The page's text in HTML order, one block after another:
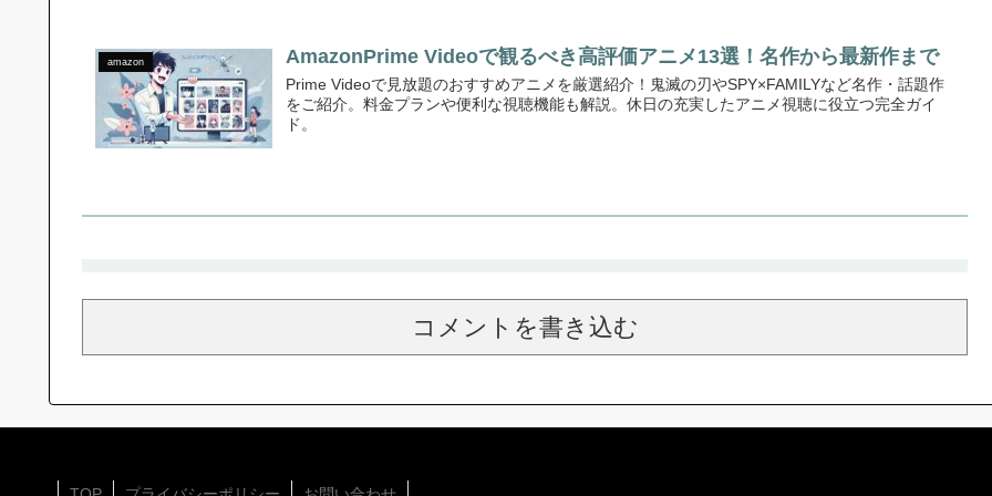
amazon AmazonPrime Videoで観るべき高評価アニメ13選！名作から最新作まで
Prime Videoで見放題のおすすめアニメを厳選紹介！鬼滅の刃やSPY×FAMILYなど名作・話題作
をご紹介。料金プランや便利な視聴機能も解説。休日の充実したアニメ視聴に役立つ完全ガイ
ド。
コメントを書き込む